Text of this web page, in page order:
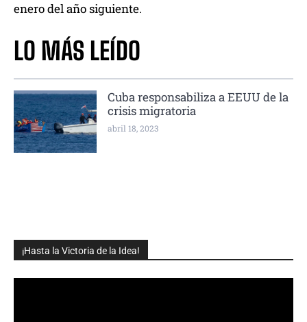
¡Hasta la Victoria de la Idea!
enero del año siguiente.
LO MÁS LEÍDO
Cuba responsabiliza a EEUU de la
crisis migratoria
abril 18, 2023